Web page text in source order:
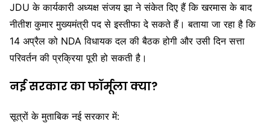
JDU के कार्यकारी अध्यक्ष संजय झा ने संकेत दिए हैं कि खरमास के बाद
नीतीश कुमार मुख्यमंत्री पद से इस्तीफा दे सकते हैं। बताया जा रहा है कि
14 अप्रैल को NDA विधायक दल की बैठक होगी और उसी दिन सत्ता
परिवर्तन की प्रक्रिया पूरी हो सकती है।
नई सरकार का फॉर्मूला क्या?
सूत्रों के मुताबिक नई सरकार में: